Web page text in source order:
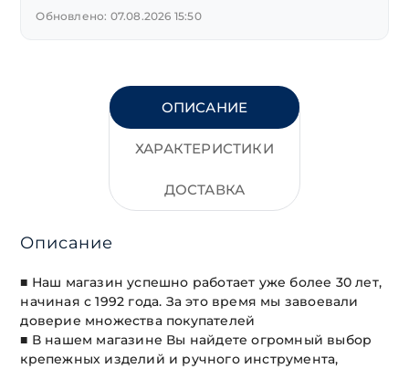
Обновлено: 07.08.2026 15:50
ОПИСАНИЕ
ХАРАКТЕРИСТИКИ
ДОСТАВКА
Описание
■ Наш магазин успешно работает уже более 30 лет,
начиная с 1992 года. За это время мы завоевали
доверие множества покупателей
■ В нашем магазине Вы найдете огромный выбор
крепежных изделий и ручного инструмента,